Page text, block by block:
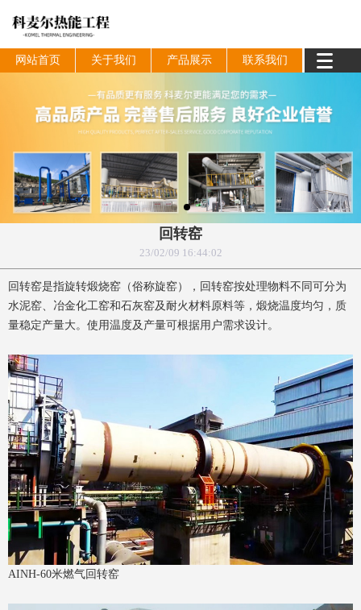
网站首页 关于我们 产品展示 联系我们
回转窑
23/02/09 16:44:02
回转窑是指旋转煅烧窑（俗称旋窑），回转窑按处理物料不同可分为
水泥窑、冶金化工窑和石灰窑及耐火材料原料等，煅烧温度均匀，质
量稳定产量大。使用温度及产量可根据用户需求设计。
AINH-60米燃气回转窑